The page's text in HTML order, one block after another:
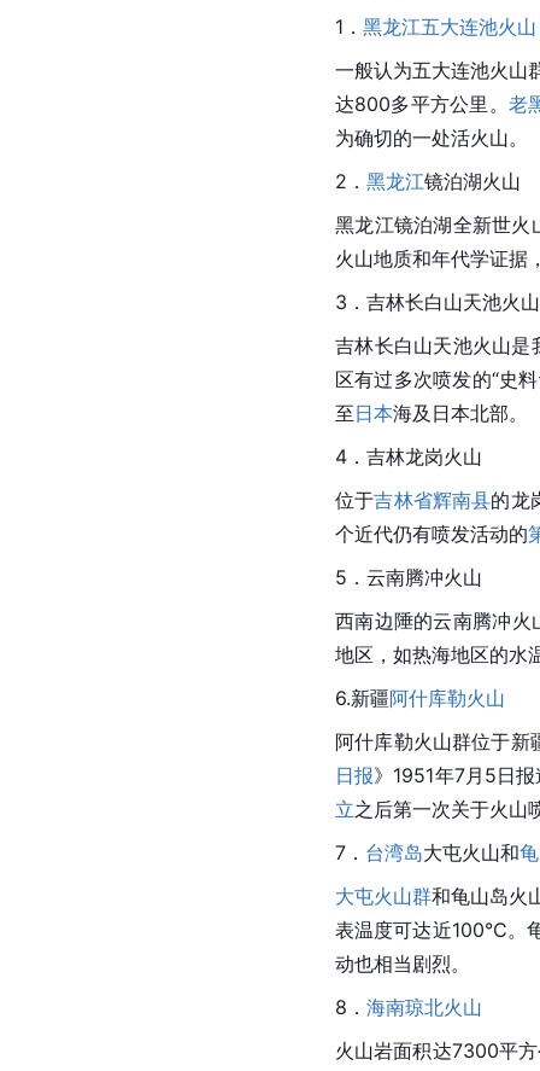
1． 黑龙江五大连池火山
一般认为五大连池火山
达800多平方公里。 老
为确切的一处活火山。
2． 黑龙江镜泊湖火山
黑龙江镜泊湖全新世火
火山地质和年代学证据
3．吉林长白山天池火山
吉林长白山天池火山是
区有过多次喷发的“史
至日本海及日本北部。
4．吉林龙岗火山
位于吉林省辉南县的龙
个近代仍有喷发活动的
5．云南腾冲火山
西南边陲的云南腾冲火
地区，如热海地区的水
6.新疆阿什库勒火山
阿什库勒火山群位于新
日报》1951年7月5日
立之后第一次关于火山
7． 台湾岛大屯火山和
大屯火山群和龟山岛火
表温度可达近100°C。
动也相当剧烈。
8． 海南琼北火山
火山岩面积达7300平